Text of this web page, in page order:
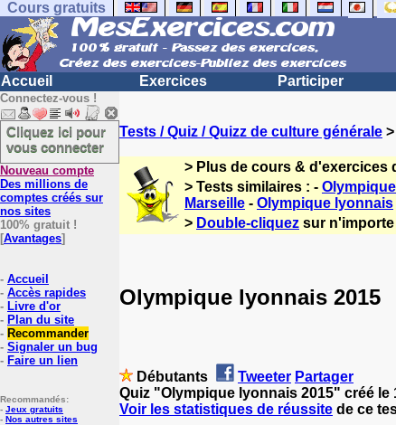
Cours gratuits
Accueil Exercices Participer
Connectez-vous !
Cliquez ici pour
vous connecter
Nouveau compte
Des millions de
comptes créés sur
nos sites
100% gratuit !
[Avantages]
- Accueil
- Accès rapides
- Livre d'or
- Plan du site
- Recommander
- Signaler un bug
- Faire un lien
Recommandés:
- Jeux gratuits
- Nos autres sites
Tests / Quiz / Quizz de culture générale
> Plus de cours & d'exercices
> Tests similaires : -
Marseille - Olympique lyonnais
> Double-cliquez sur
Olympique lyonnais 2015
Débutants Tweeter Partager
Quiz "Olympique lyonnais 2015" créé le
Voir les statistiques de réussite de ce